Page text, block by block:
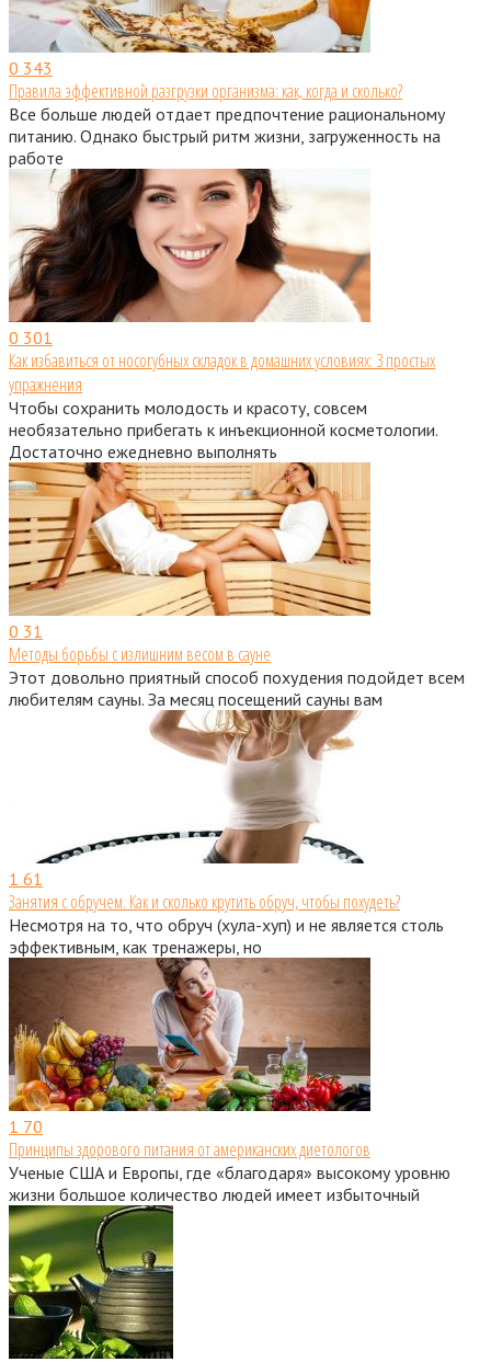
0 343
Правила эффективной разгрузки организма: как, когда и сколько?
Все больше людей отдает предпочтение рациональному
питанию. Однако быстрый ритм жизни, загруженность на
работе
0 301
Как избавиться от носогубных складок в домашних условиях: 3 простых
упражнения
Чтобы сохранить молодость и красоту, совсем
необязательно прибегать к инъекционной косметологии.
Достаточно ежедневно выполнять
0 31
Методы борьбы с излишним весом в сауне
Этот довольно приятный способ похудения подойдет всем
любителям сауны. За месяц посещений сауны вам
1 61
Занятия с обручем. Как и сколько крутить обруч, чтобы похудеть?
Несмотря на то, что обруч (хула-хуп) и не является столь
эффективным, как тренажеры, но
1 70
Принципы здорового питания от американских диетологов
Ученые США и Европы, где «благодаря» высокому уровню
жизни большое количество людей имеет избыточный